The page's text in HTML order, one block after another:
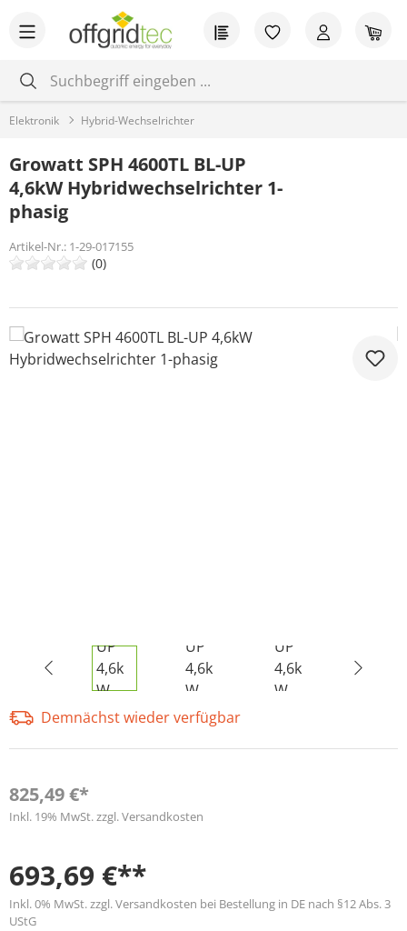
Zum Hauptinhalt springen Du hast 0
Elektronik Hybrid-Wechselrichter
Growatt SPH 4600TL BL-UP
4,6kW Hybridwechselrichter 1-
phasig
Artikel-Nr.: 1-29-017155
(0)
Bildergalerie überspringen
Demnächst wieder verfügbar
825,49 €*
Inkl. 19% MwSt. zzgl. Versandkosten
693,69 €**
Inkl. 0% MwSt. zzgl. Versandkosten bei Bestellung in DE nach §12 Abs. 3
UStG